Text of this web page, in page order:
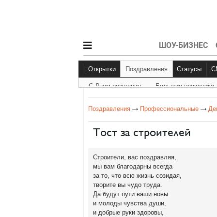
ШОУ-БИЗНЕС
Открытки
С Днем рождения Большие
Поздравления Статусы
Другое
С Днем рождения Большие праздники
Поздравления Профессиональные
Тост за строителей
Строители, вас поздравляя,
мы вам благодарны всегда
за то, что всю жизнь созидая,
творите вы чудо труда.
Да будут пути ваши новы
и молоды чувства души,
и добрые руки здоровы,